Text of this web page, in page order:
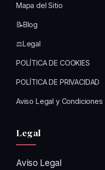
Mapa del Sitio
📝Blog
⚖️Legal
POLÍTICA DE COOKIES
POLÍTICA DE PRIVACIDAD
Aviso Legal y
Legal
Aviso Legal